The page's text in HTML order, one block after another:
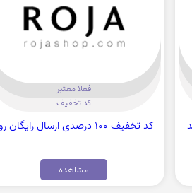
فعلا معتبر
کد تخفیف
کد تخفیف 100 درصدی ارسال رایگان روژا
مشاهده